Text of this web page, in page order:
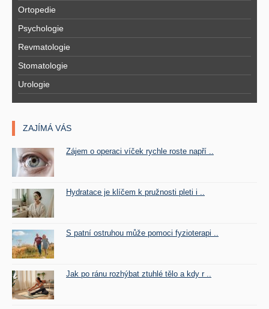
Ortopedie
Psychologie
Revmatologie
Stomatologie
Urologie
ZAJÍMÁ VÁS
Zájem o operaci víček rychle roste napří ..
Hydratace je klíčem k pružnosti pleti i ..
S patní ostruhou může pomoci fyzioterapi ..
Jak po ránu rozhýbat ztuhlé tělo a kdy r ..